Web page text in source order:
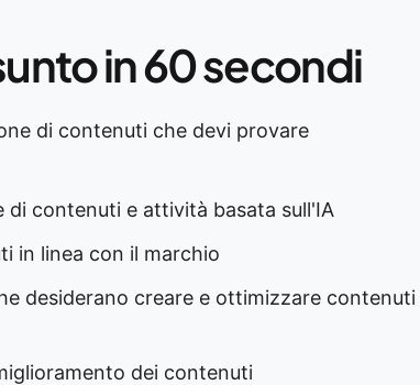
in 60 secondi
di contenuti che devi provare
di contenuti e attività basata sull'IA
in linea con il marchio
desiderano creare e ottimizzare contenuti
dei contenuti